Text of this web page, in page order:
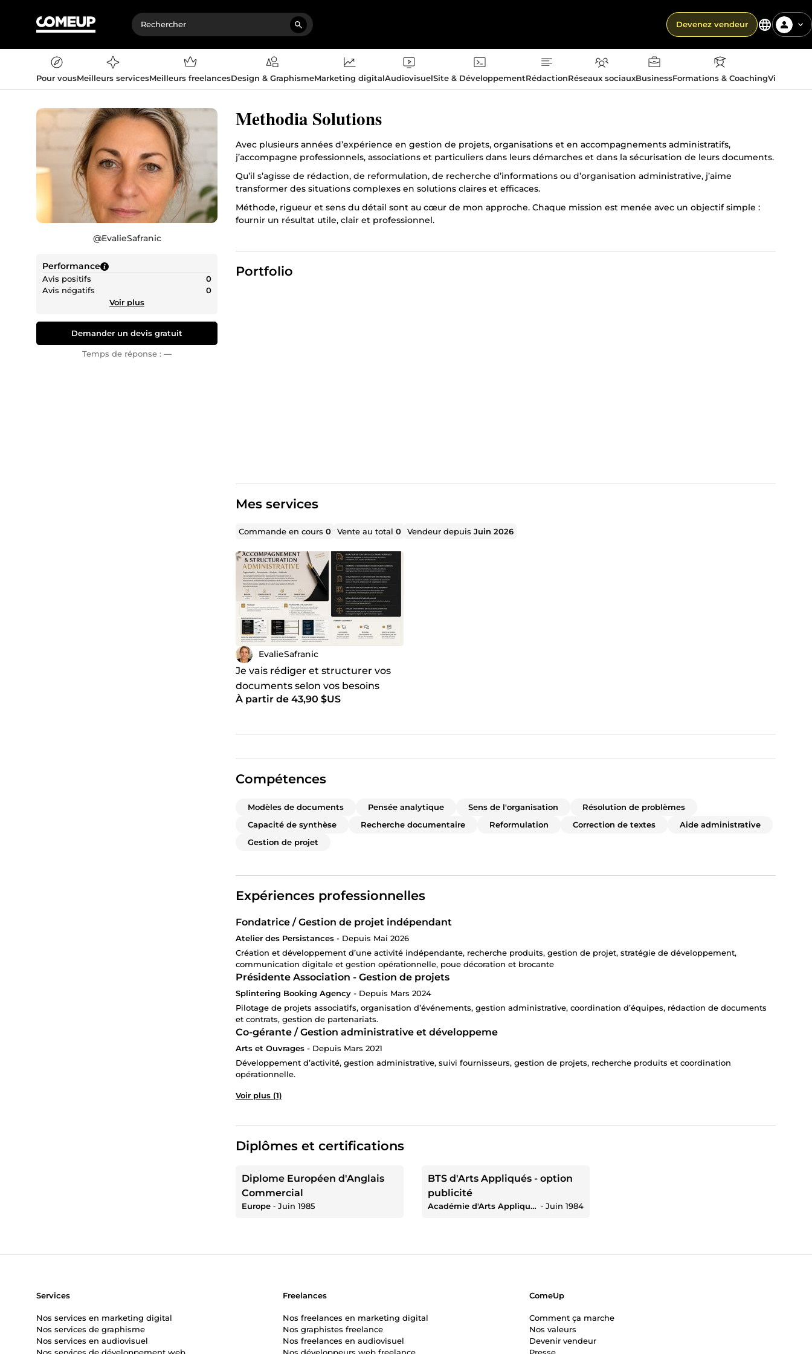
Devenez vendeur
Pour vousMeilleurs servicesMeilleurs freelancesDesign & GraphismeMarketing digitalAudiovisuelSite & DéveloppementRédactionRéseaux sociauxBusinessFormations & CoachingVie
@EvalieSafranic
Performance
Avis positifs
0
Avis négatifs
0
Voir plus
Demander un devis gratuit
Temps de réponse : —
Methodia Solutions
Avec plusieurs années d’expérience en gestion de projets, organisations et en accompagnements administratifs,
j’accompagne professionnels, associations et particuliers dans leurs démarches et dans la sécurisation de leurs documents.
Qu’il s’agisse de rédaction, de reformulation, de recherche d’informations ou d’organisation administrative, j’aime
transformer des situations complexes en solutions claires et efficaces.
Méthode, rigueur et sens du détail sont au cœur de mon approche. Chaque mission est menée avec un objectif simple :
fournir un résultat utile, clair et professionnel.
Portfolio
Mes services
Commande en cours0 Vente au total0 Vendeur depuisJuin 2026
EvalieSafranic
Je vais rédiger et structurer vos
documents selon vos besoins
À partir de 43,90 $US
Compétences
Modèles de documents Pensée analytique Sens de l'organisation
Résolution de problèmes
Capacité de synthèse
Recherche documentaire Reformulation Correction de textes
Aide administrative
Gestion de projet
Expériences professionnelles
Fondatrice / Gestion de projet indépendant
Atelier des Persistances - Depuis Mai 2026
Création et développement d’une activité indépendante, recherche produits, gestion de projet, stratégie de développement,
communication digitale et gestion opérationnelle, poue décoration et brocante
Présidente Association - Gestion de projets
Splintering Booking Agency - Depuis Mars 2024
Pilotage de projets associatifs, organisation d’événements, gestion administrative, coordination d’équipes, rédaction de documents
et contrats, gestion de partenariats.
Co-gérante / Gestion administrative et développeme
Arts et Ouvrages - Depuis Mars 2021
Développement d’activité, gestion administrative, suivi fournisseurs, gestion de projets, recherche produits et coordination
opérationnelle.
Voir plus (1)
Diplômes et certifications
Diplome Européen d'Anglais
Commercial
Europe ‐ Juin 1985
BTS d'Arts Appliqués - option
publicité
Académie d'Arts Appliqués de Poitiers ‐ Juin 1984
Services
Nos services en marketing digital
Nos services de graphisme
Nos services en audiovisuel
Freelances
Nos freelances en marketing digital
Nos graphistes freelance
Nos freelances en audiovisuel
ComeUp
Comment ça marche
Nos valeurs
Devenir vendeur